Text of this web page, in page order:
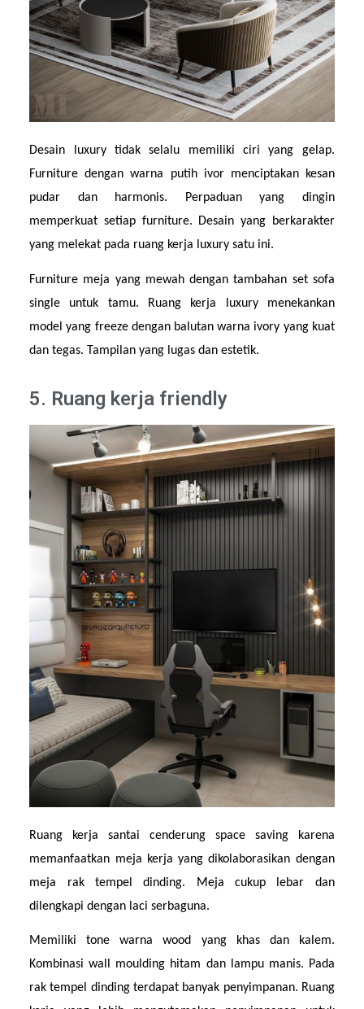
Desain luxury tidak selalu memiliki ciri yang gelap.
Furniture dengan warna putih ivor menciptakan kesan
pudar dan harmonis. Perpaduan yang dingin
memperkuat setiap furniture. Desain yang berkarakter
yang melekat pada ruang kerja luxury satu ini.
Furniture meja yang mewah dengan tambahan set sofa
single untuk tamu. Ruang kerja luxury menekankan
model yang freeze dengan balutan warna ivory yang kuat
dan tegas. Tampilan yang lugas dan estetik.
5. Ruang kerja friendly
Ruang kerja santai cenderung space saving karena
memanfaatkan meja kerja yang dikolaborasikan dengan
meja rak tempel dinding. Meja cukup lebar dan
dilengkapi dengan laci serbaguna.
Memiliki tone warna wood yang khas dan kalem.
Kombinasi wall moulding hitam dan lampu manis. Pada
rak tempel dinding terdapat banyak penyimpanan. Ruang